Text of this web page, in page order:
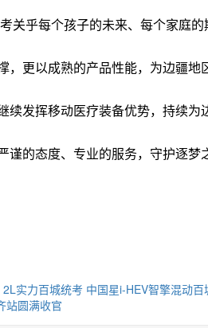
关乎每个孩子的未来、每个家庭
，更以成熟的产品性能，为边疆
续发挥移动医疗装备优势，持续
谨的态度、专业的服务，守护逐梦
2L实力百城统考 中国星i-HEV智擎混动百
站圆满收官